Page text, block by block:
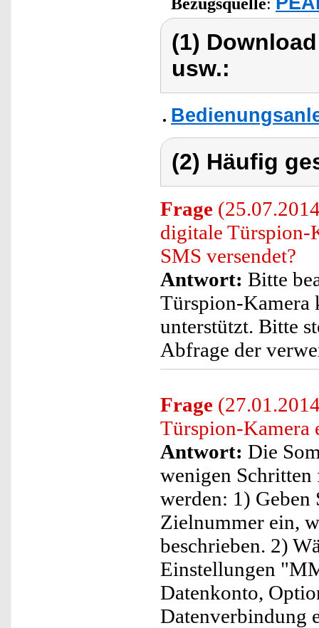
(1)
usw.:
(2) Häufig
Frage
digitale Türspion-
SMS versendet?
Antwort: Bitte
Türspion-Kamera
unterstützt. Bitte
Abfrage der
Frage
Türspion-Kamera
Antwort: Die
wenigen
werden: 1)
Zielnummer ein,
beschrieben. 2)
Einstellungen
Datenkonto,
Datenverbindung